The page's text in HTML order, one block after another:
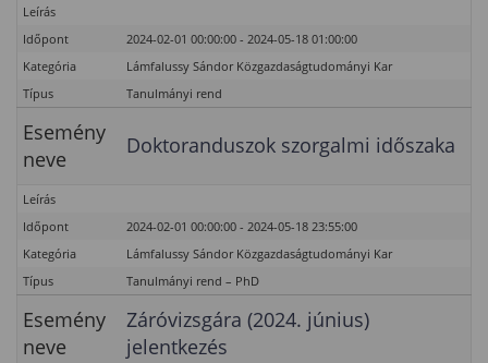
Leírás
Időpont
2024-02-01 00:00:00 - 2024-05-18 01:00:00
Kategória
Lámfalussy Sándor Közgazdaságtudományi Kar
Típus
Tanulmányi rend
Esemény
neve
Doktoranduszok szorgalmi időszaka
Leírás
Időpont
2024-02-01 00:00:00 - 2024-05-18 23:55:00
Kategória
Lámfalussy Sándor Közgazdaságtudományi Kar
Típus
Tanulmányi rend – PhD
Esemény
neve
Záróvizsgára (2024. június)
jelentkezés